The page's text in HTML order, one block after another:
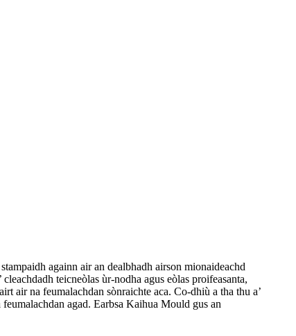
againn air an dealbhadh airson mionaideachd
teicneòlas ùr-nodha agus eòlas proifeasanta,
air na feumalachdan sònraichte aca. Co-dhiù a tha thu a’
agad. Earbsa Kaihua Mould gus an